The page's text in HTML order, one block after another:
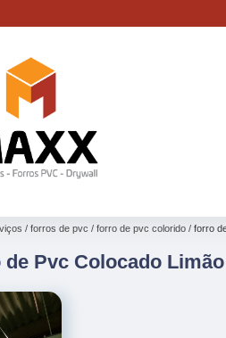
forros de pvc forro de pvc colorido forro
de Pvc Colocado Limão